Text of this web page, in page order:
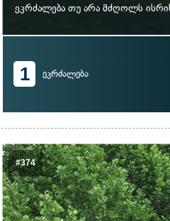
ეკრძალება თუ არა მძღოლს
1 ეკრძალება
#374